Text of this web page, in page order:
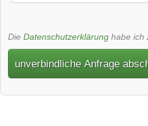
Die Datenschutzerklärung habe ich
unverbindliche Anfrage